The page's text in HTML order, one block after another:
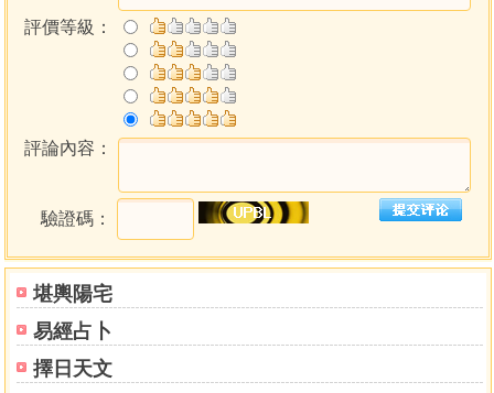
堪輿陽宅
易經占卜
擇日天文
評價等級：
評論內容：
驗證碼：